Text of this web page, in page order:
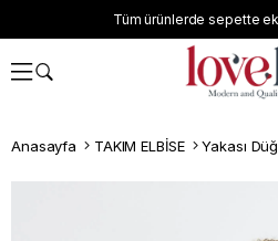
Tüm ürünlerde sepette
Anasayfa TAKIM ELBİSE Yakası